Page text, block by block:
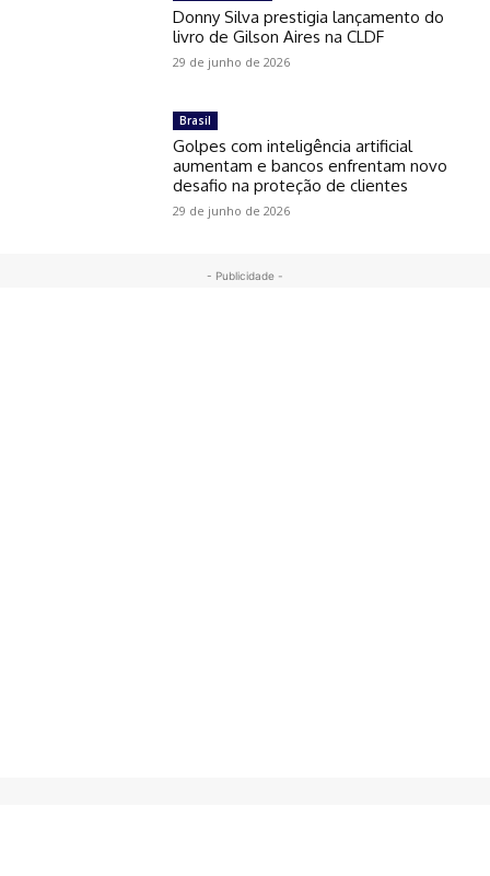
Donny Silva prestigia lançamento do
livro de Gilson Aires na CLDF
29 de junho de 2026
Brasil
Golpes com inteligência artificial
aumentam e bancos enfrentam novo
desafio na proteção de clientes
29 de junho de 2026
- Publicidade -